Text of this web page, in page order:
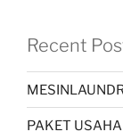
Recent
PAKET